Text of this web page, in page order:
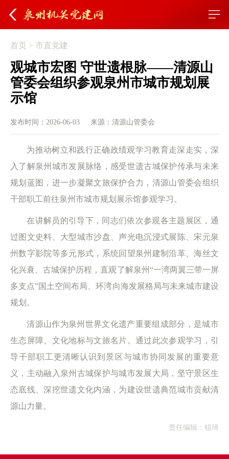
首页 >市直党建
观城市宏图 守世遗根脉——清源山
管委会组织参观泉州市城市规划展
示馆
发布时间：2026-06-03 来源：清源山管委会
为推动树立和践行正确政绩观学习教育走深走实，深
入了解泉州城市发展脉络，感受世遗古城保护传承与未来
规划蓝图，进一步凝聚文旅保护合力，清源山管委会组织
干部职工前往泉州市城市规划展示馆参观学习。
在讲解员的引导下，同志们依次参观各主题展区，通
过图文史料、大型城市沙盘、声光电沉浸式展陈、宋元泉
州数字影院等多元形式，系统回望泉州建制沿革、海丝文
化兴衰、古城保护历程，直观了解泉州“一湾两翼三带一屏
多支点”国土空间布局、环湾向海发展格局与未来城市建设
规划。
清源山作为泉州世界文化遗产重要组成部分，是城市
生态屏障、文化地标与文旅名片。通过此次参观学习，引
导干部职工更清晰认识到景区与城市协同发展的重要意
义，主动融入泉州古城保护与城市发展大局，坚守景区生
态底线、深挖世遗文化内涵，为建设世遗典范城市贡献清
源山力量。
责任编辑：钮琦